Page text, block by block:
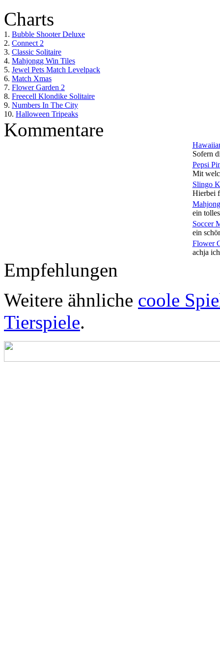
Charts
1. Bubble Shooter Deluxe
2. Connect 2
3. Classic Solitaire
4. Mahjongg Win Tiles
5. Jewel Pets Match Levelpack
6. Match Xmas
7. Flower Garden 2
8. Freecell Klondike Solitaire
9. Numbers In The City
10. Halloween Tripeaks
Kommentare
Sofern
Pepsi
Mit
Slingo
Hierbei
ein
Soccer
ein
Flower
achja
Empfehlungen
Weitere ähnliche coole
Tierspiele.